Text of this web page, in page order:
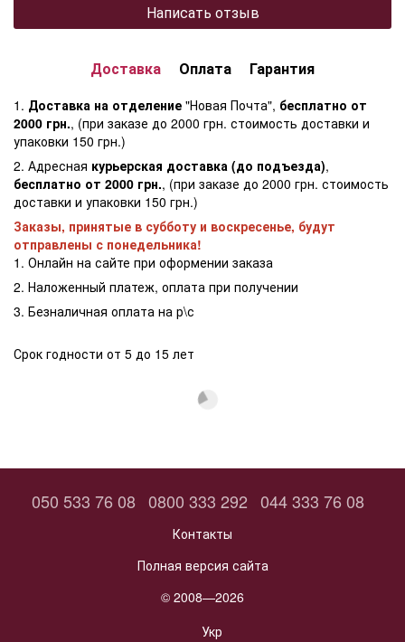
Написать отзыв
Доставка Оплата Гарантия
1. Доставка на отделение "Новая Почта", бесплатно от
2000 грн., (при заказе до 2000 грн. стоимость доставки и
упаковки 150 грн.)
2. Адресная курьерская доставка (до подъезда),
бесплатно от 2000 грн., (при заказе до 2000 грн. стоимость
доставки и упаковки 150 грн.)
Заказы, принятые в субботу и воскресенье, будут
отправлены с понедельника!
1. Онлайн на сайте при оформении заказа
2. Наложенный платеж, оплата при получении
3. Безналичная оплата на р\с
Срок годности от 5 до 15 лет
050 533 76 08 0800 333 292 044 333 76 08
Контакты
Полная версия сайта
© 2008—2026
Укр